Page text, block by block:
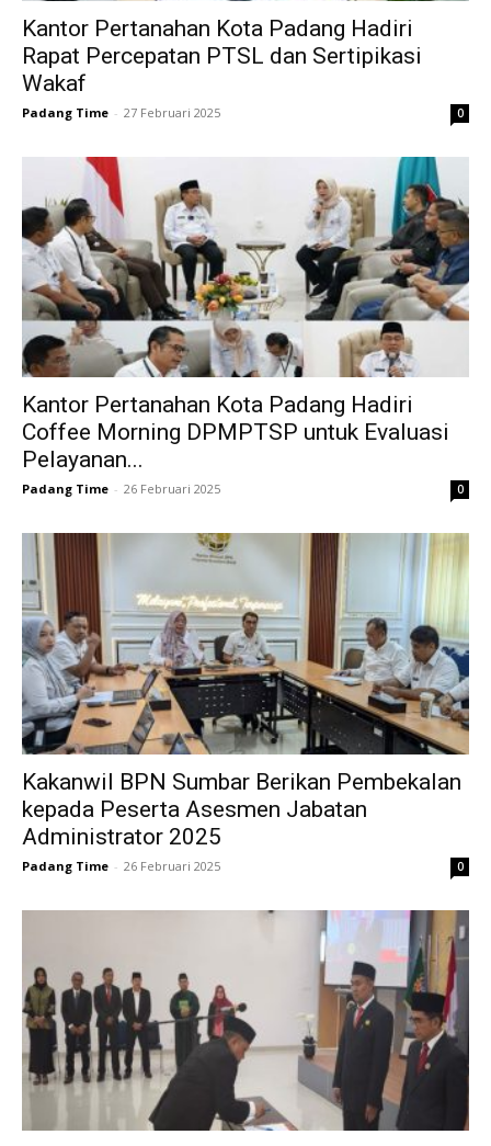
Kantor Pertanahan Kota Padang Hadiri
Rapat Percepatan PTSL dan Sertipikasi
Wakaf
Padang Time - 27 Februari 2025 0
Kantor Pertanahan Kota Padang Hadiri
Coffee Morning DPMPTSP untuk Evaluasi
Pelayanan...
Padang Time - 26 Februari 2025 0
Kakanwil BPN Sumbar Berikan Pembekalan
kepada Peserta Asesmen Jabatan
Administrator 2025
Padang Time - 26 Februari 2025 0